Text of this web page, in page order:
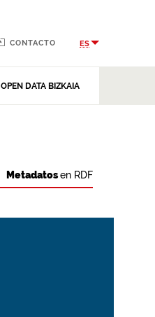
OPEN DATA BIZKAIA
CONTACTO ES
Metadatosen RDF